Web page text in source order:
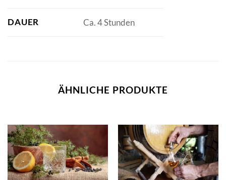
DAUER Ca. 4 Stunden
ÄHNLICHE PRODUKTE